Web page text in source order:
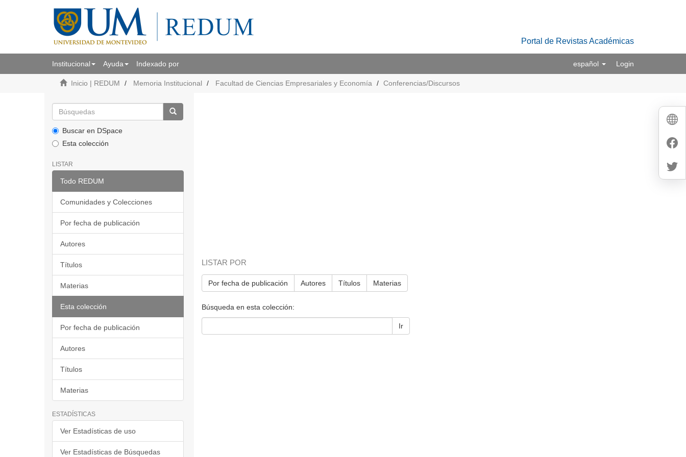
Portal de Revistas Académicas
Institucional Ayuda Indexado por español Login
Inicio | REDUM Memoria Institucional Facultad de Ciencias Empresariales y Economía Conferencias/Discursos
Buscar en DSpace
Esta colección
LISTAR
Todo REDUM
Comunidades y Colecciones
Por fecha de publicación
Autores
Títulos
Materias
Esta colección
Por fecha de publicación
Autores
Títulos
Materias
ESTADÍSTICAS
Ver Estadísticas de uso
Ver Estadísticas de Búsquedas
LISTAR POR
Por fecha de publicación Autores Títulos Materias
Búsqueda en esta colección:
Ir